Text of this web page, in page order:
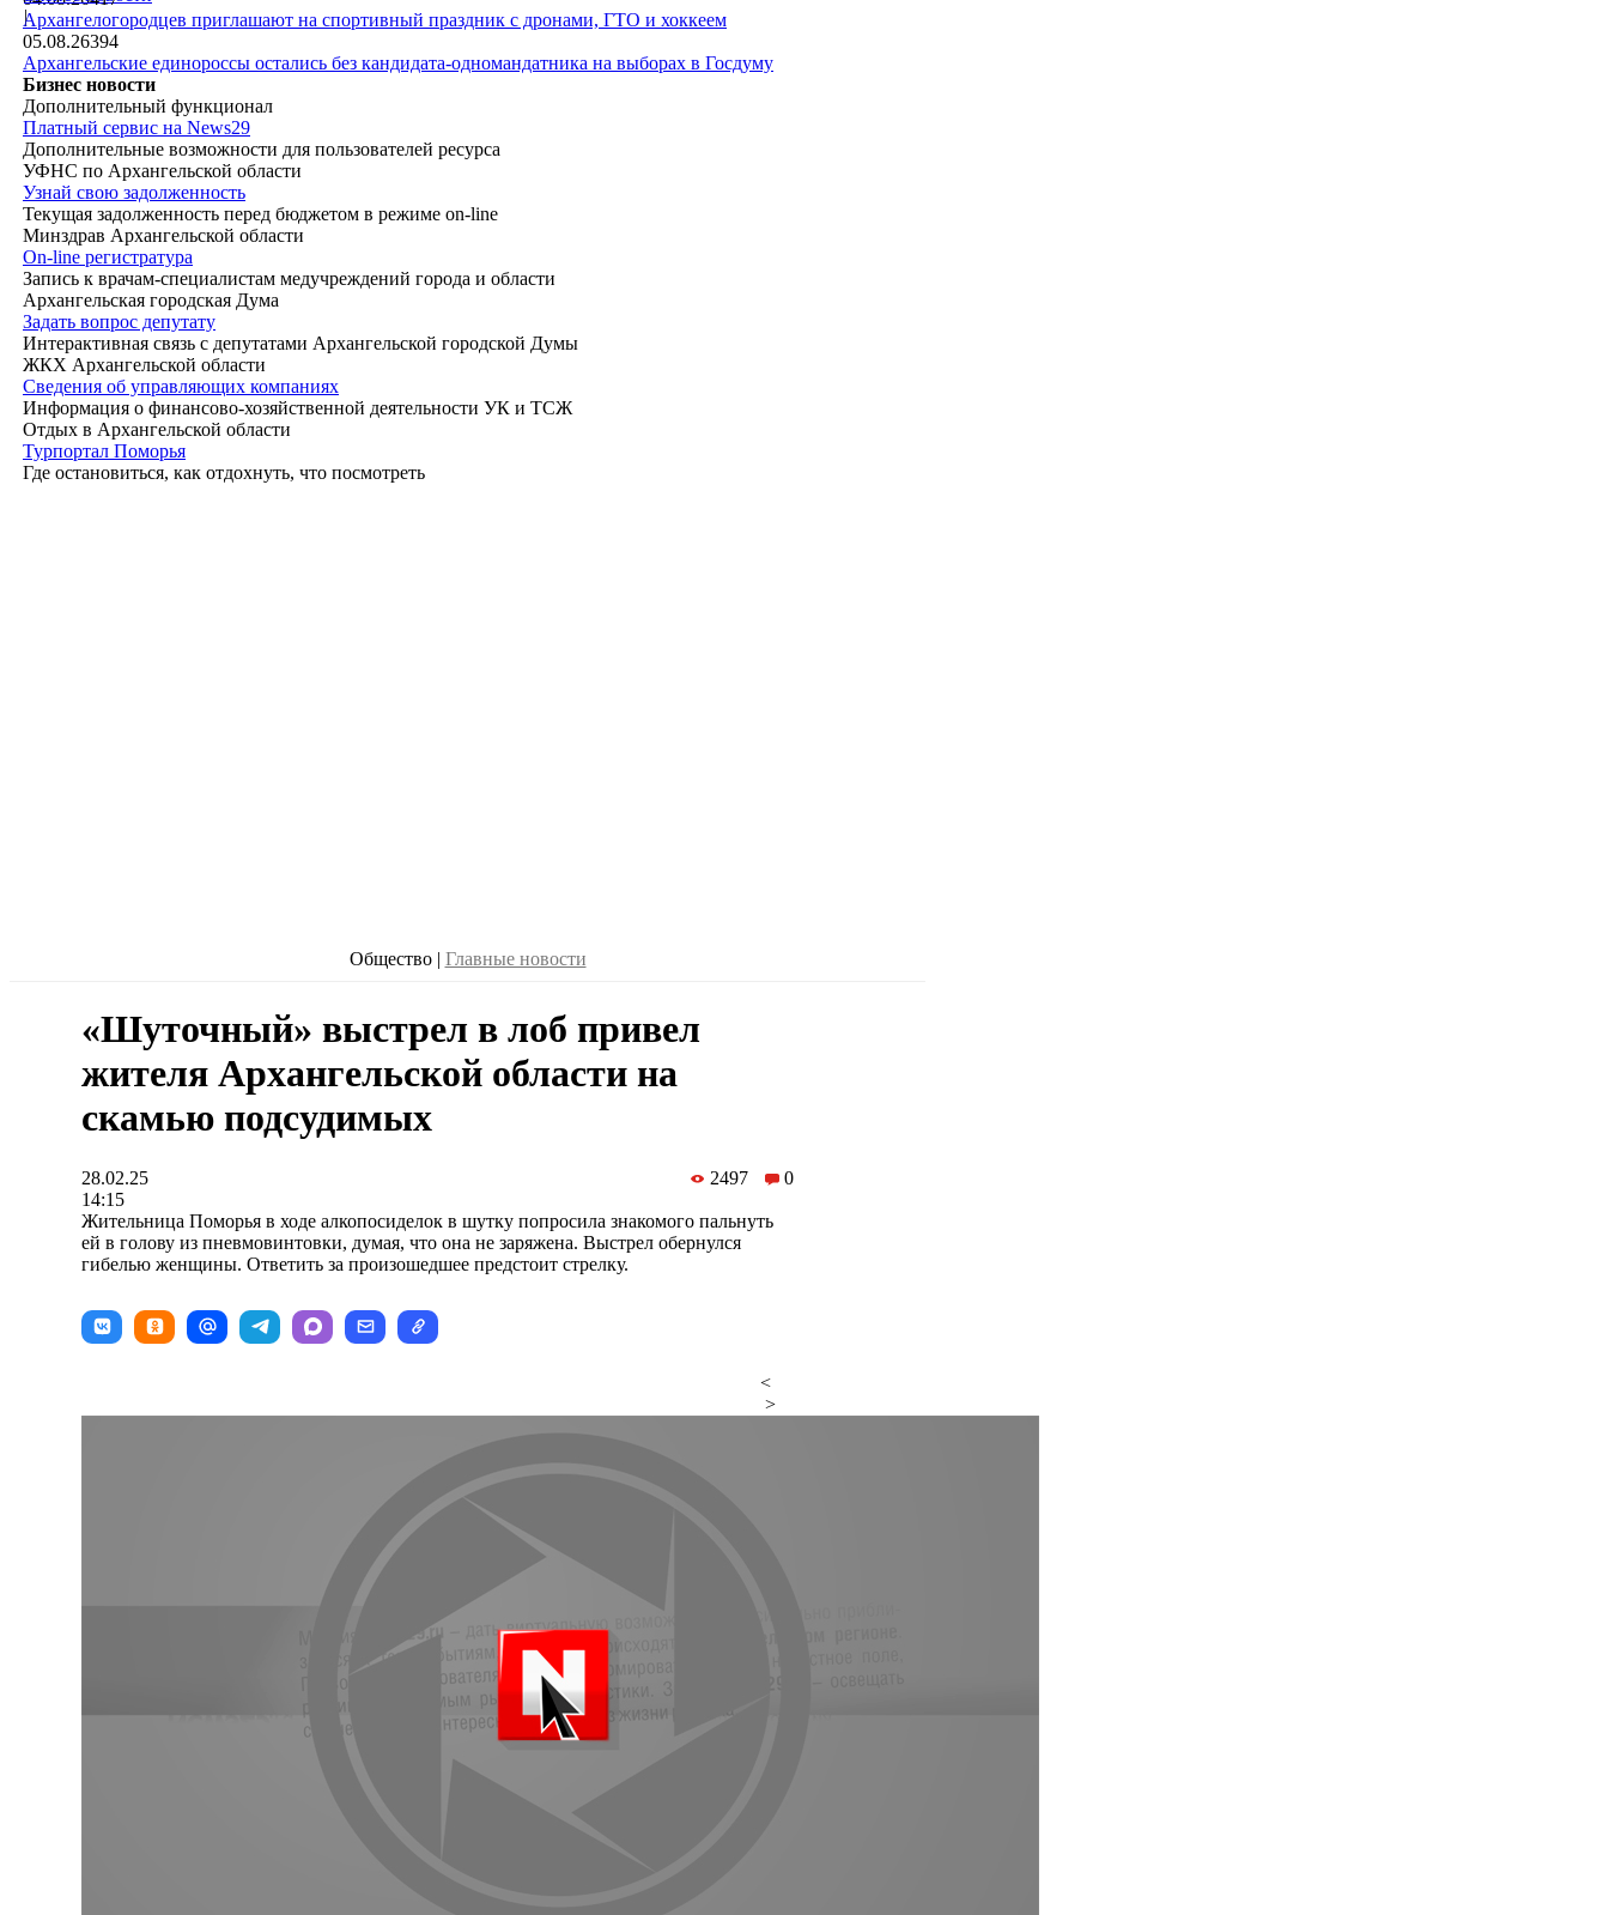
|Архангелогородцев приглашают на спортивный праздник с дронами, ГТО и хоккеем
05.08.26394
Архангельские единороссы остались без кандидата-одномандатника на выборах в Госдуму
Бизнес новости
Дополнительный функционал
Платный сервис на News29
Дополнительные возможности для пользователей ресурса
УФНС по Архангельской области
Узнай свою задолженность
Текущая задолженность перед бюджетом в режиме on-line
Минздрав Архангельской области
On-line регистратура
Запись к врачам-специалистам медучреждений города и области
Архангельская городская Дума
Задать вопрос депутату
Интерактивная связь с депутатами Архангельской городской Думы
ЖКХ Архангельской области
Сведения об управляющих компаниях
Информация о финансово-хозяйственной деятельности УК и ТСЖ
Отдых в Архангельской области
Турпортал Поморья
Где остановиться, как отдохнуть, что посмотреть
Общество | Главные новости
«Шуточный» выстрел в лоб привел
жителя Архангельской области на
скамью подсудимых
28.02.25
14:15
2497 0
Жительница Поморья в ходе алкопосиделок в шутку попросила знакомого пальнуть
ей в голову из пневмовинтовки, думая, что она не заряжена. Выстрел обернулся
гибелью женщины. Ответить за произошедшее предстоит стрелку.
<
>